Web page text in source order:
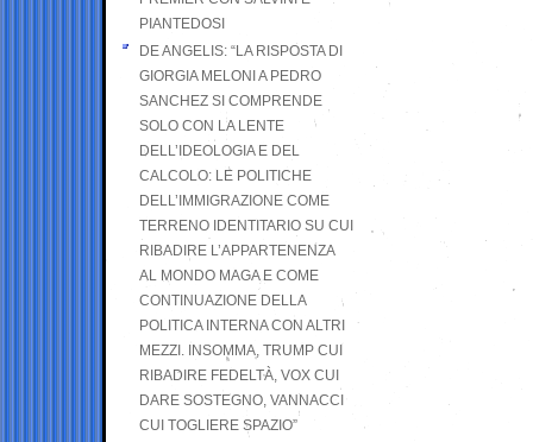
PIANTEDOSI
DE ANGELIS: “LA RISPOSTA DI
GIORGIA MELONI A PEDRO
SANCHEZ SI COMPRENDE
SOLO CON LA LENTE
DELL’IDEOLOGIA E DEL
CALCOLO: LE POLITICHE
DELL’IMMIGRAZIONE COME
TERRENO IDENTITARIO SU CUI
RIBADIRE L’APPARTENENZA
AL MONDO MAGA E COME
CONTINUAZIONE DELLA
POLITICA INTERNA CON ALTRI
MEZZI. INSOMMA, TRUMP CUI
RIBADIRE FEDELTÀ, VOX CUI
DARE SOSTEGNO, VANNACCI
CUI TOGLIERE SPAZIO”